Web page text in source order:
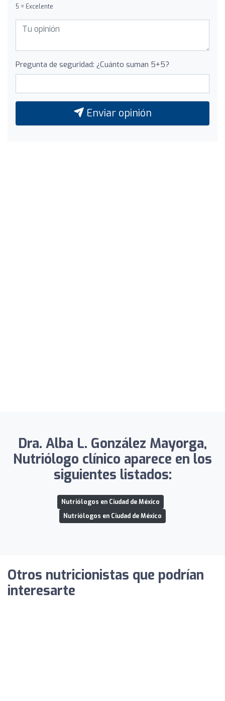
5 = Excelente
Pregunta de seguridad: ¿Cuánto suman 5+5?
Enviar opinión
Dra. Alba L. González Mayorga,
Nutriólogo clínico aparece en los
siguientes listados:
Nutriólogos en Ciudad de México
Nutriólogos en Ciudad de México
Otros nutricionistas que podrían
interesarte